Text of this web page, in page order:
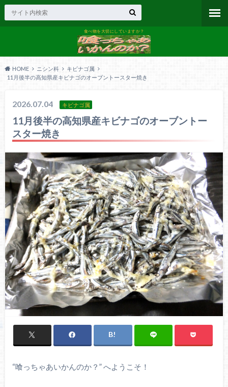
食べ物を大切にしていますか？
HOME ニシン科
キビナゴ属
11月後半の高知県産キビナゴのオーブントースター焼き
2026.07.04 キビナゴ属
11月後半の高知県産キビナゴのオーブントー
スター焼き
“喰っちゃあいかんのか？” へようこそ！